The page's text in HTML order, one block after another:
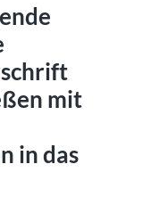
mit
in das